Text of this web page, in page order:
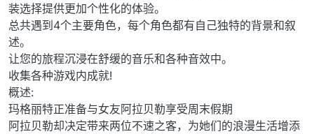
装选择提供更加个性化的体验。
总共遇到4个主要角色，每个角色都有自己独特的背景和叙
述。
让您的旅程沉浸在舒缓的音乐和各种音效中。
收集各种游戏内成就!
概述:
玛格丽特正准备与女友阿拉贝勒享受周末假期
阿拉贝勒却决定带来两位不速之客，为她们的浪漫生活增添